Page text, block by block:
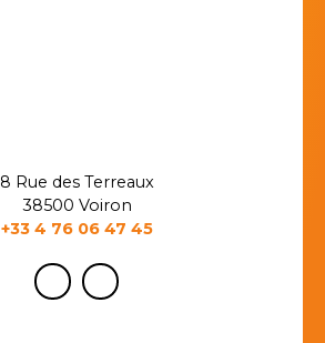
8 Rue des Terreaux
38500 Voiron
+33 4 76 06 47 45